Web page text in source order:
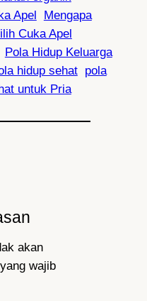
Apel
Mengapa
Cuka Apel
Pola Hidup Keluarga
hidup sehat pola
untuk Pria
akan
wajib